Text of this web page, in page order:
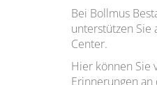
Bei Bollmus
unterstützen
Center.
Hier können Sie
Erinnerungen